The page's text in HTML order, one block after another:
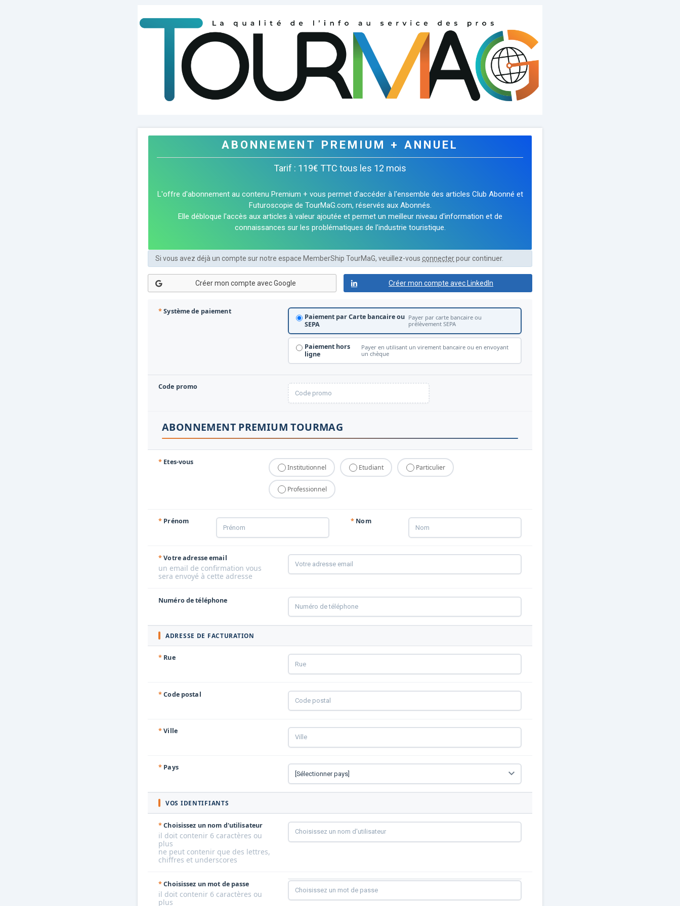
ABONNEMENT PREMIUM + ANNUEL
Tarif : 119€ TTC tous les 12 mois
L'offre d'abonnement au contenu Premium + vous permet d'accéder à l'ensemble des articles Club Abonné et
Futuroscopie de TourMaG.com, réservés aux Abonnés.
Elle débloque l'accès aux articles à valeur ajoutée et permet un meilleur niveau d'information et de
connaissances sur les problématiques de l'industrie touristique.
Si vous avez déjà un compte sur notre espace MemberShip TourMaG, veuillez-vous connecterpour continuer.
*Système de paiement
Paiement par Carte bancaire ou
SEPA
Payer par carte bancaire ou
prélèvement SEPA
Paiement hors
ligne
Payer en utilisant un virement bancaire ou en envoyant
un chèque
Code promo
ABONNEMENT PREMIUM TOURMAG
* Etes-vous
Institutionnel Etudiant Particulier
Professionnel
* Prénom * Nom
*Votre adresse email
un email de confirmation vous
sera envoyé à cette adresse
Numéro de téléphone
ADRESSE DE FACTURATION
* Rue
*Code postal
*Ville
* Pays
VOS IDENTIFIANTS
*Choisissez un nom d'utilisateur
il doit contenir 6 caractères ou
plus
ne peut contenir que des lettres,
chiffres et underscores
*Choisissez un mot de passe
il doit contenir 6 caractères ou
plus